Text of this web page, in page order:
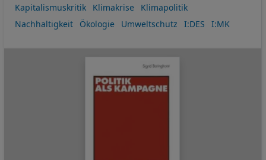
Kapitalismuskritik
Klimakrise
Klimapolitik
Nachhaltigkeit
Ökologie Umweltschutz I:DES I:MK